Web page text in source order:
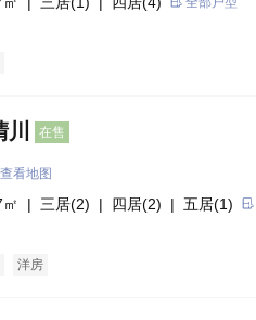
在售
查看地图
㎡ | 三居(2) | 四居(2) | 五居(1)
洋房